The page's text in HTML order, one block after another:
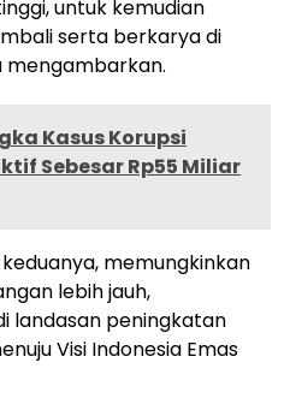
untuk kemudian
serta berkarya di
mengambarkan.
Kasus Korupsi
Sebesar Rp55 Miliar
memungkinkan
lebih jauh,
landasan peningkatan
Visi Indonesia Emas